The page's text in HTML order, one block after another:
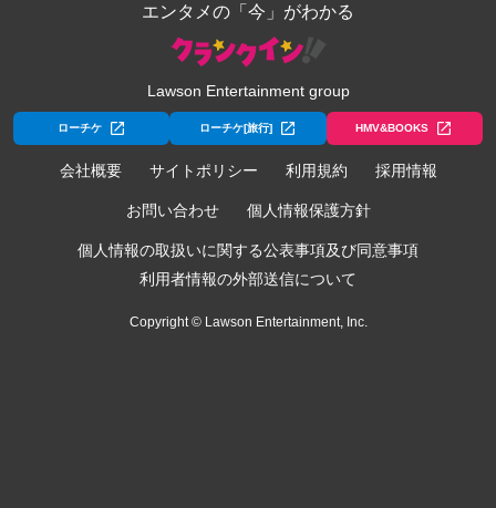
エンタメの「今」がわかる
Lawson Entertainment group
ローチケ ローチケ[旅行] HMV&BOOKS
会社概要 サイトポリシー 利用規約 採用情報
お問い合わせ 個人情報保護方針
個人情報の取扱いに関する公表事項及び同意事項
利用者情報の外部送信について
Copyright © Lawson Entertainment, Inc.